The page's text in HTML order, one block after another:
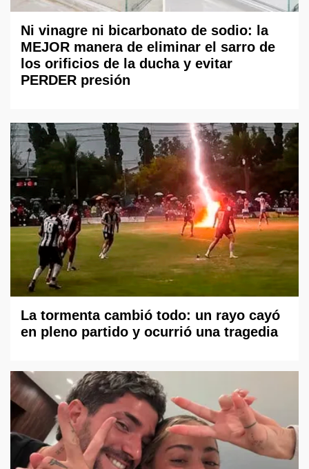
Ni vinagre ni bicarbonato de sodio: la
MEJOR manera de eliminar el sarro de
los orificios de la ducha y evitar
PERDER presión
La tormenta cambió todo: un rayo cayó
en pleno partido y ocurrió una tragedia